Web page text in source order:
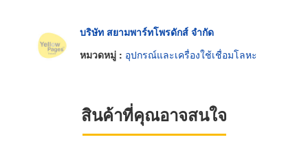
บริษัท สยามพาร์ทโพรดักส์ จำกัด
หมวดหมู่ : อุปกรณ์และเครื่องใช้เชื่อมโลหะ
สินค้าที่คุณอาจสนใจ